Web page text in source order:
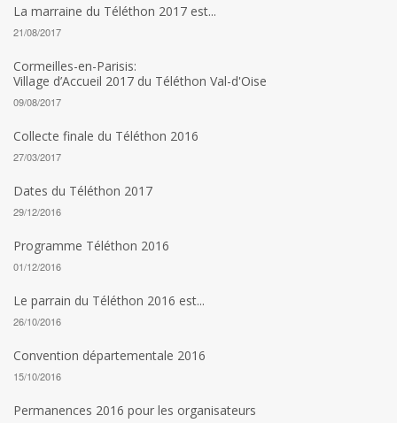
La marraine du Téléthon 2017 est...
21/08/2017
Cormeilles-en-Parisis:
Village d’Accueil 2017 du Téléthon Val-d'Oise
09/08/2017
Collecte finale du Téléthon 2016
27/03/2017
Dates du Téléthon 2017
29/12/2016
Programme Téléthon 2016
01/12/2016
Le parrain du Téléthon 2016 est...
26/10/2016
Convention départementale 2016
15/10/2016
Permanences 2016 pour les organisateurs